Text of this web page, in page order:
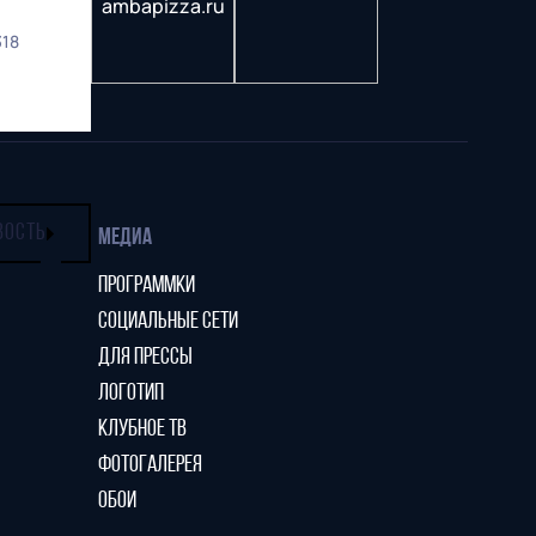
МЕДИА
ПРОГРАММКИ
СОЦИАЛЬНЫЕ СЕТИ
ДЛЯ ПРЕССЫ
ЛОГОТИП
КЛУБНОЕ ТВ
ФОТОГАЛЕРЕЯ
ОБОИ